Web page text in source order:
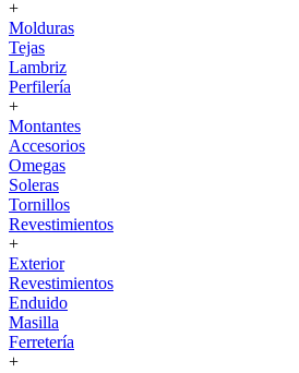
+
Molduras
Tejas
Lambriz
Perfilería
+
Montantes
Accesorios
Omegas
Soleras
Tornillos
Revestimientos
+
Exterior
Revestimientos
Enduido
Masilla
Ferretería
+